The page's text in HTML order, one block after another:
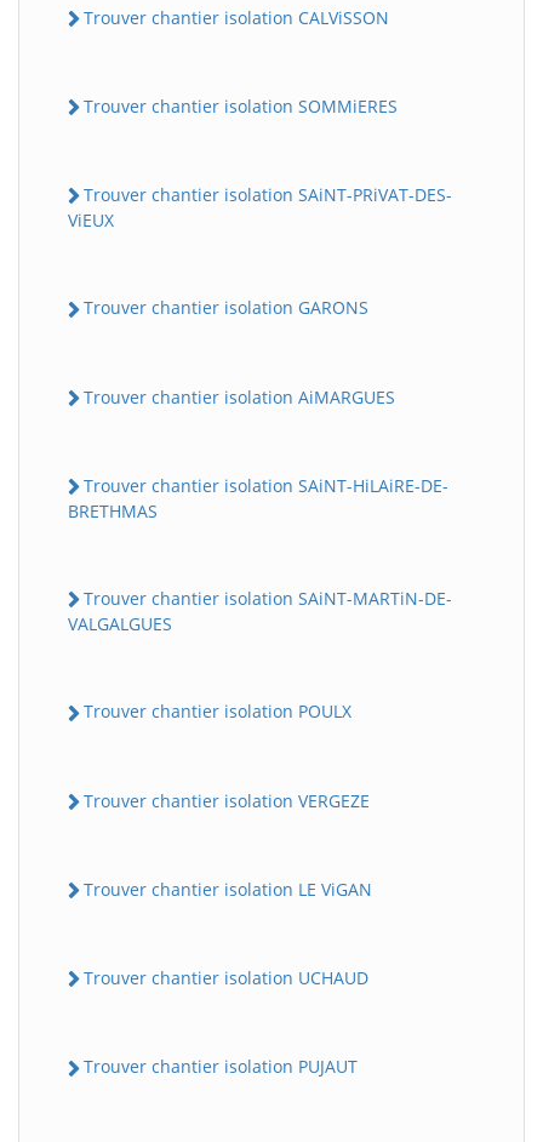
Trouver chantier isolation CALViSSON
Trouver chantier isolation SOMMiERES
Trouver chantier isolation SAiNT-PRiVAT-DES-
ViEUX
Trouver chantier isolation GARONS
Trouver chantier isolation AiMARGUES
Trouver chantier isolation SAiNT-HiLAiRE-DE-
BRETHMAS
Trouver chantier isolation SAiNT-MARTiN-DE-
VALGALGUES
Trouver chantier isolation POULX
Trouver chantier isolation VERGEZE
Trouver chantier isolation LE ViGAN
Trouver chantier isolation UCHAUD
Trouver chantier isolation PUJAUT